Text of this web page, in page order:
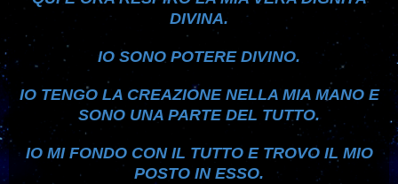
DIVINA.
IO SONO POTERE DIVINO.
IO TENGO LA CREAZIONE NELLA MIA MANO E
SONO UNA PARTE DEL TUTTO.
IO MI FONDOCON IL TUTTO ETROVO IL MIO
POSTO IN ESSO.